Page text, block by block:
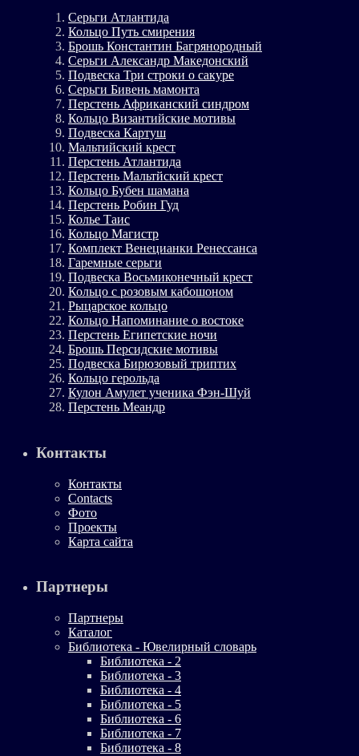
Серьги Атлантида
Кольцо Путь смирения
Брошь Константин Багрянородный
Серьги Александр Македонский
Подвеска Три строки о сакуре
Серьги Бивень мамонта
Перстень Африканский синдром
Кольцо Византийские мотивы
Подвеска Картуш
Мальтийский крест
Перстень Атлантида
Перстень Мальтйский крест
Кольцо Бубен шамана
Перстень Робин Гуд
Колье Таис
Кольцо Магистр
Комплект Венецианки Ренессанса
Гаремные серьги
Подвеска Восьмиконечный крест
Кольцо с розовым кабошоном
Рыцарское кольцо
Кольцо Напоминание о востоке
Перстень Египетские ночи
Брошь Персидские мотивы
Подвеска Бирюзовый триптих
Кольцо герольда
Кулон Амулет ученика Фэн-Шуй
Перстень Меандр
Контакты
Контакты
Contacts
Фото
Проекты
Карта сайта
Партнеры
Партнеры
Каталог
Библиотека - Ювелирный словарь
Библиотека - 2
Библиотека - 3
Библиотека - 4
Библиотека - 5
Библиотека - 6
Библиотека - 7
Библиотека - 8